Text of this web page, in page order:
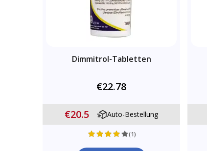
Dimmitrol-Tabletten
€22.78
€20.5 Auto-Bestellung
(1)